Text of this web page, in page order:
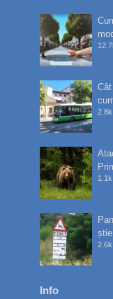
Info